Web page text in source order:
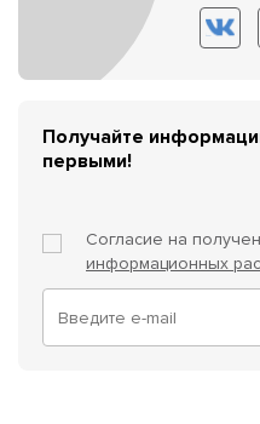
Получайте
первыми!
Согласие на
информационных